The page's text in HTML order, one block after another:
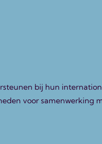
bij hun
voor samenwerking